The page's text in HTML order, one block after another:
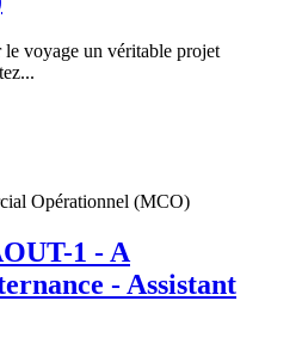
le voyage un véritable projet
Opérationnel (MCO)
1 - A
- Assistant